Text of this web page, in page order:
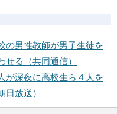
の男性教師が男子生徒を
る（共同通信）
が深夜に高校生ら４人を
放送）